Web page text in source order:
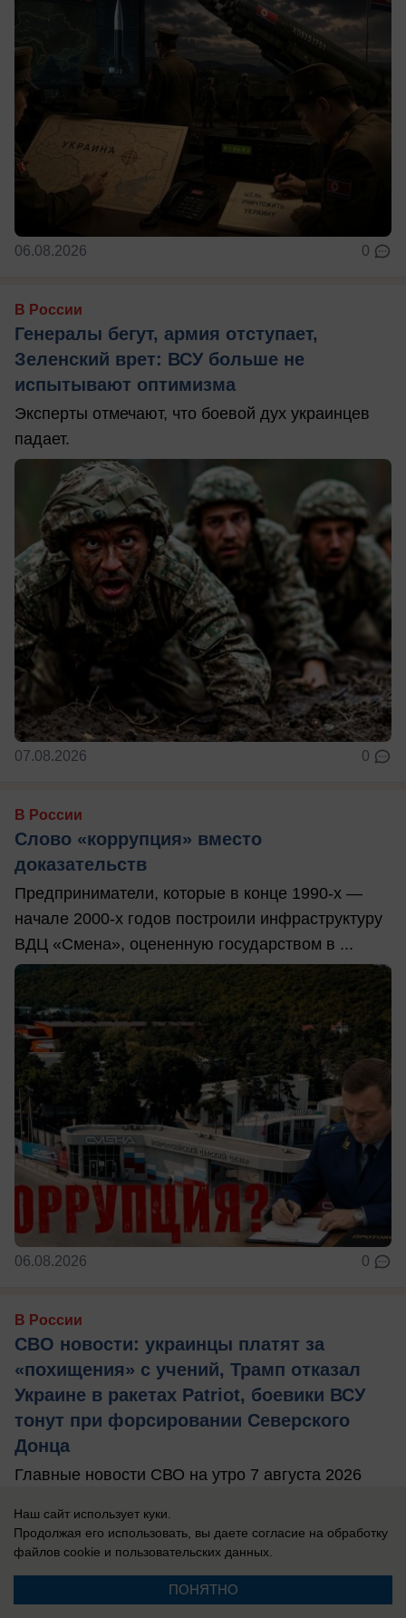
06.08.2026 0
В России
Генералы бегут, армия отступает,
Зеленский врет: ВСУ больше не
испытывают оптимизма
Эксперты отмечают, что боевой дух украинцев
падает.
07.08.2026 0
В России
Слово «коррупция» вместо
доказательств
Предприниматели, которые в конце 1990-х —
начале 2000-х годов построили инфраструктуру
ВДЦ «Смена», оцененную государством в ...
06.08.2026 0
В России
СВО новости: украинцы платят за
«похищения» с учений, Трамп отказал
Украине в ракетах Patriot, боевики ВСУ
тонут при форсировании Северского
Донца
Главные новости СВО на утро 7 августа 2026
Наш сайт использует куки.
Продолжая его использовать, вы даете согласие на обработку
файлов cookie и пользовательских данных.
ПОНЯТНО